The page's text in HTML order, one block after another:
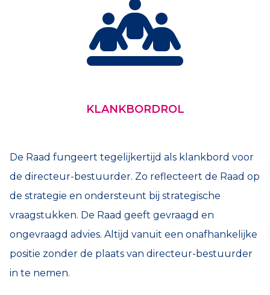
KLANKBORDROL
De Raad fungeert tegelijkertijd als klankbord voor
de directeur-bestuurder. Zo reflecteert de Raad op
de strategie en ondersteunt bij strategische
vraagstukken. De Raad geeft gevraagd en
ongevraagd advies. Altijd vanuit een onafhankelijke
positie zonder de plaats van directeur-bestuurder
in te nemen.